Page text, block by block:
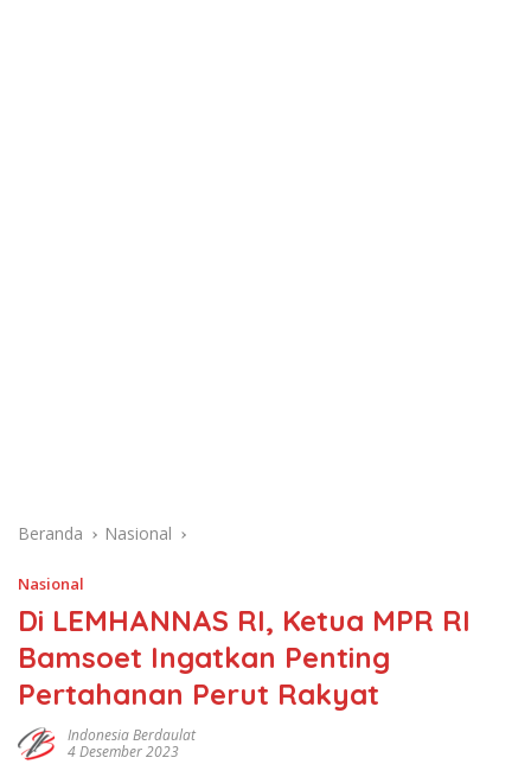
Beranda Nasional
Nasional
Di LEMHANNAS RI, Ketua MPR RI
Bamsoet Ingatkan Penting
Pertahanan Perut Rakyat
Indonesia Berdaulat
4 Desember 2023